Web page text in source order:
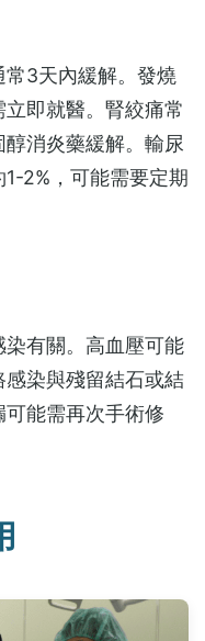
常3天內緩解。發燒
即就醫。腎絞痛常
消炎藥緩解。輸尿
2%，可能需要定期
有關。高血壓可能
染與殘留結石或結
能需再次手術修